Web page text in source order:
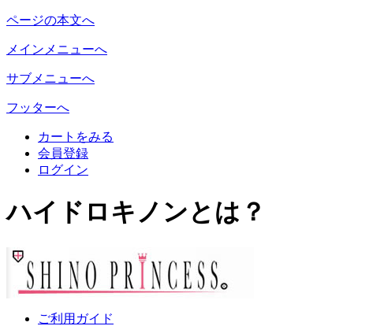
ページの本文へ
メインメニューへ
サブメニューへ
フッターへ
カートをみる
会員登録
ログイン
ハイドロキノンとは？
ご利用ガイド